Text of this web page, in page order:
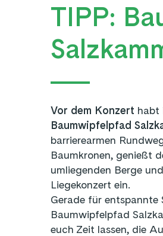
TIPP:
Vor dem Konzert habt
Baumwipfelpfad
barrierearmen
Baumkronen, genießt
umliegenden Berge
Liegekonzert ein.
Gerade für entspannte
Baumwipfelpfad
euch Zeit lassen, die